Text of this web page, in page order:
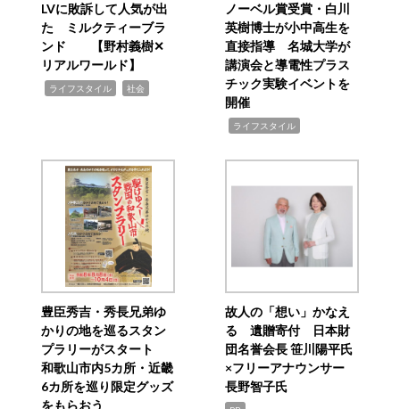
LVに敗訴して人気が出
た ミルクティーブラ
ンド 【野村義樹✕
リアルワールド】
ライフスタイル 社会
ノーベル賞受賞・白川
英樹博士が小中高生を
直接指導 名城大学が
講演会と導電性プラス
チック実験イベントを
開催
ライフスタイル
豊臣秀吉・秀長兄弟ゆ
かりの地を巡るスタン
プラリーがスタート
和歌山市内5カ所・近畿
6カ所を巡り限定グッズ
をもらおう
故人の「想い」かなえ
る 遺贈寄付 日本財
団名誉会長 笹川陽平氏
×フリーアナウンサー
長野智子氏